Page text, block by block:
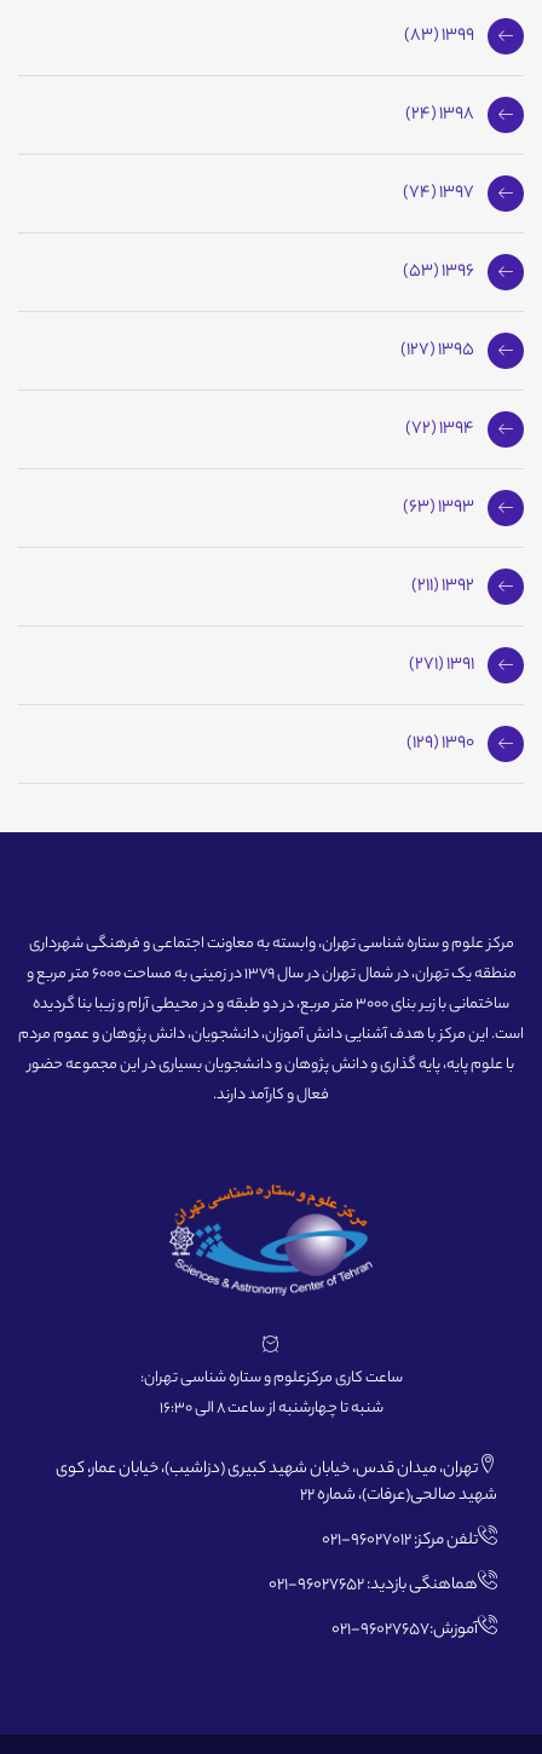
1399 (83)
1398 (24)
1397 (74)
1396 (53)
1395 (127)
1394 (72)
1393 (63)
1392 (211)
1391 (271)
1390 (129)
مرکز علوم و ستاره شناسی تهران، وابسته به معاونت اجتماعی و فرهنگی شهرداری
منطقه یک تهران، در شمال تهران در سال 1379 در زمینی به مساحت 6000 متر مربع و
ساختمانی با زیر بنای 3000 متر مربع، در دو طبقه و در محیطی آرام و زیبا بنا گردیده
است. این مرکز با هدف آشنایی دانش آموزان، دانشجویان، دانش پژوهان و عموم مردم
با علوم پایه، پایه گذاری و دانش پژوهان و دانشجویان بسیاری در این مجموعه حضور
فعال و کارآمد دارند.
ساعت کاری مرکزعلوم و ستاره شناسی تهران:
شنبه تا چهارشنبه از ساعت 8 الی 16:30
تهران، میدان قدس، خیابان شهید کبیری (دزاشیب)، خیابان عمار، کوی
شهید صالحی(عرفات)، شماره 22
تلفن مرکز: 96027012-021
هماهنگی بازدید: 96027652-021
آموزش:96027657-021